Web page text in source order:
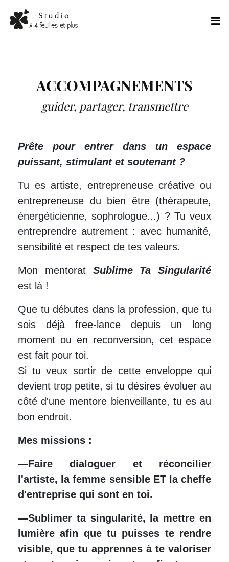
ACCOMPAGNEMENTS
guider, partager, transmettre
Prête pour entrer dans un espace
puissant, stimulant et soutenant ?
Tu es artiste, entrepreneuse créative ou
entrepreneuse du bien être (thérapeute,
énergéticienne, sophrologue...) ? Tu veux
entreprendre autrement : avec humanité,
sensibilité et respect de tes valeurs.
Mon mentorat Sublime Ta Singularité
est là !
Que tu débutes dans la profession, que tu
sois déjà free-lance depuis un long
moment ou en reconversion, cet espace
est fait pour toi.
Si tu veux sortir de cette enveloppe qui
devient trop petite, si tu désires évoluer au
côté d'une mentore bienveillante, tu es au
bon endroit.
Mes missions :
—Faire dialoguer et réconcilier
l'artiste, la femme sensible ET la cheffe
d'entreprise qui sont en toi.
—Sublimer ta singularité, la mettre en
lumière afin que tu puisses te rendre
visible, que tu apprennes à te valoriser